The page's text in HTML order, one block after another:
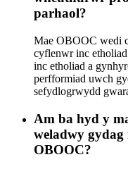
parhaol?
Mae OBOOC wedi
cyflenwr inc
inc etholiad a
perfformiad uwch
sefydlogrwydd
Am ba hyd y
weladwy
OBOOC?